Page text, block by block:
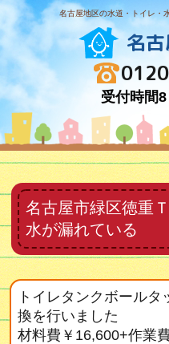
名古屋地区の水道・トイレ・
名
受付時間
名古屋市緑区徳重
水が漏れている
トイレタンクボール
換を行いました
材料費￥16,600+作業